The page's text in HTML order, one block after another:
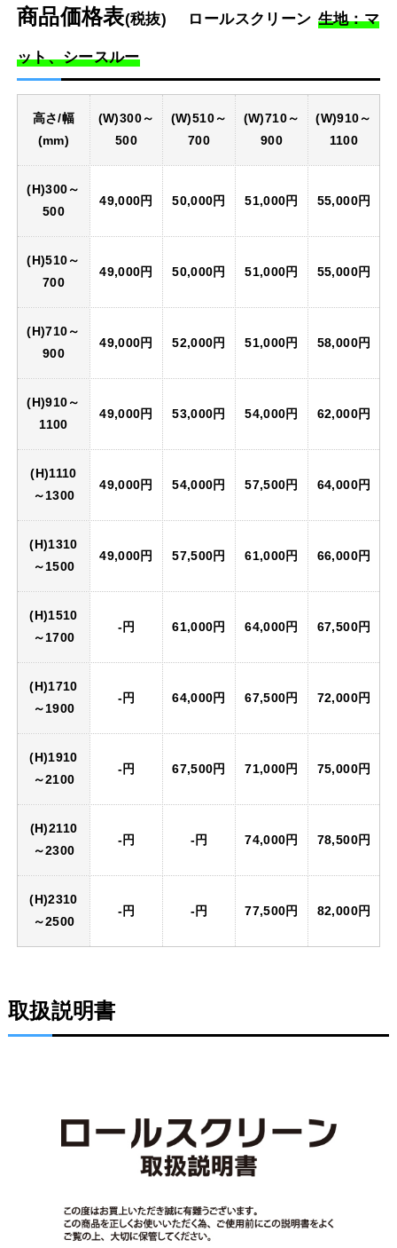
商品価格表(税抜) ロールスクリーン 生地：マ
ット、シースルー
高さ/幅
(mm)
(W)300～
500
(W)510～
700
(W)710～
900
(W)910～
1100
(H)300～
500
49,000円 50,000円 51,000円 55,000円
(H)510～
700
49,000円 50,000円 51,000円 55,000円
(H)710～
900
49,000円 52,000円 51,000円 58,000円
(H)910～
1100
49,000円 53,000円 54,000円 62,000円
(H)1110
～1300
49,000円 54,000円 57,500円 64,000円
(H)1310
～1500
49,000円 57,500円 61,000円 66,000円
(H)1510
～1700
-円 61,000円 64,000円 67,500円
(H)1710
～1900
-円 64,000円 67,500円 72,000円
(H)1910
～2100
-円 67,500円 71,000円 75,000円
(H)2110
～2300
-円 -円 74,000円 78,500円
(H)2310
～2500
-円 -円 77,500円 82,000円
取扱説明書